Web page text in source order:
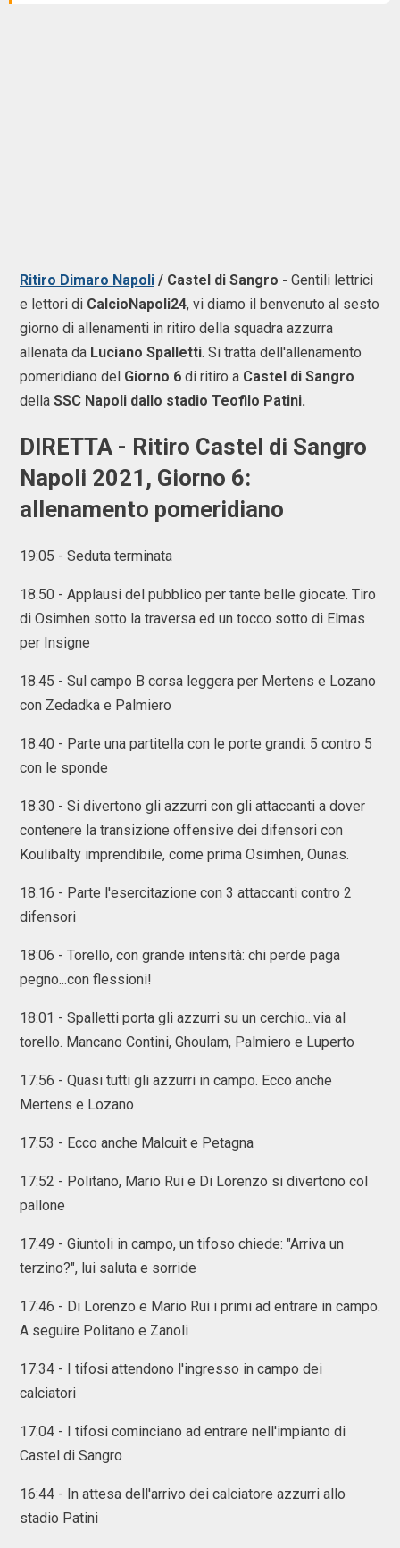
Ritiro Dimaro Napoli / Castel di Sangro - Gentili lettrici
e lettori di CalcioNapoli24, vi diamo il benvenuto al sesto
giorno di allenamenti in ritiro della squadra azzurra
allenata da Luciano Spalletti. Si tratta dell'allenamento
pomeridiano del Giorno 6 di ritiro a Castel di Sangro
della SSC Napoli dallo stadio Teofilo Patini.
DIRETTA - Ritiro Castel di Sangro
Napoli 2021, Giorno 6:
allenamento pomeridiano
19:05 - Seduta terminata
18.50 - Applausi del pubblico per tante belle giocate. Tiro
di Osimhen sotto la traversa ed un tocco sotto di Elmas
per Insigne
18.45 - Sul campo B corsa leggera per Mertens e Lozano
con Zedadka e Palmiero
18.40 - Parte una partitella con le porte grandi: 5 contro 5
con le sponde
18.30 - Si divertono gli azzurri con gli attaccanti a dover
contenere la transizione offensive dei difensori con
Koulibalty imprendibile, come prima Osimhen, Ounas.
18.16 - Parte l'esercitazione con 3 attaccanti contro 2
difensori
18:06 - Torello, con grande intensità: chi perde paga
pegno...con flessioni!
18:01 - Spalletti porta gli azzurri su un cerchio...via al
torello. Mancano Contini, Ghoulam, Palmiero e Luperto
17:56 - Quasi tutti gli azzurri in campo. Ecco anche
Mertens e Lozano
17:53 - Ecco anche Malcuit e Petagna
17:52 - Politano, Mario Rui e Di Lorenzo si divertono col
pallone
17:49 - Giuntoli in campo, un tifoso chiede: "Arriva un
terzino?", lui saluta e sorride
17:46 - Di Lorenzo e Mario Rui i primi ad entrare in campo.
A seguire Politano e Zanoli
17:34 - I tifosi attendono l'ingresso in campo dei
calciatori
17:04 - I tifosi cominciano ad entrare nell'impianto di
Castel di Sangro
16:44 - In attesa dell'arrivo dei calciatore azzurri allo
stadio Patini